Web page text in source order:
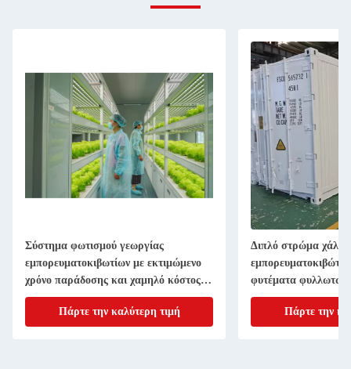
Σύστημα φωτισμού γεωργίας
εμπορευματοκιβωτίων με εκτιμώμενο
χρόνο παράδοσης και χαμηλό κόστος
αποστολής
Πάρτε την καλύτερη τιμή
Διπλό στρώμα
φυτέματα φυλλωτών
Πάρτε την